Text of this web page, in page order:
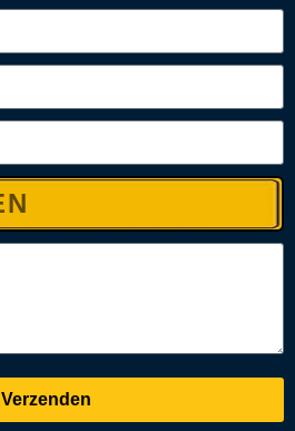
Verzenden